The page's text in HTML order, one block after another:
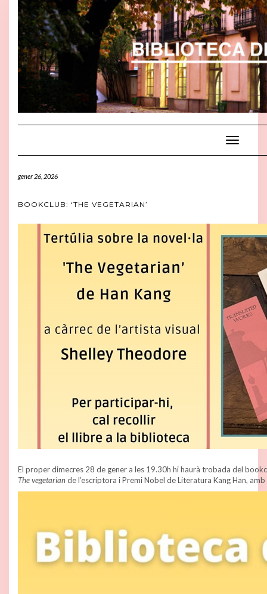
Toggle
gener 26, 2026
BOOKCLUB: ‘THE VEGETARIAN’
El proper dimecres 28 de gener a les 19.30h hi haurà trobada del
The vegetariande l’escriptora i Premi Nobel de Literatura Kang Han,